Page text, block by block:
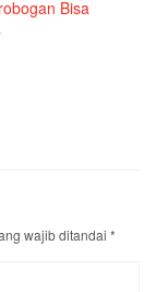
Bisa
wajib ditandai *